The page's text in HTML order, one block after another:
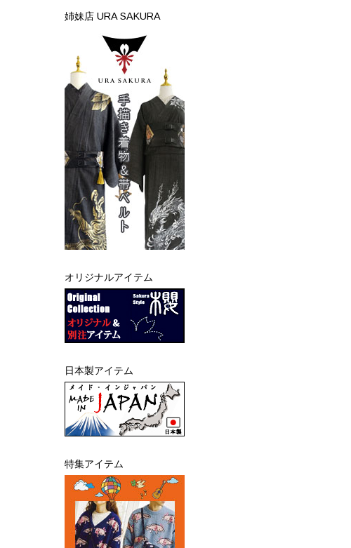
姉妹店 URA SAKURA
オリジナルアイテム
日本製アイテム
特集アイテム